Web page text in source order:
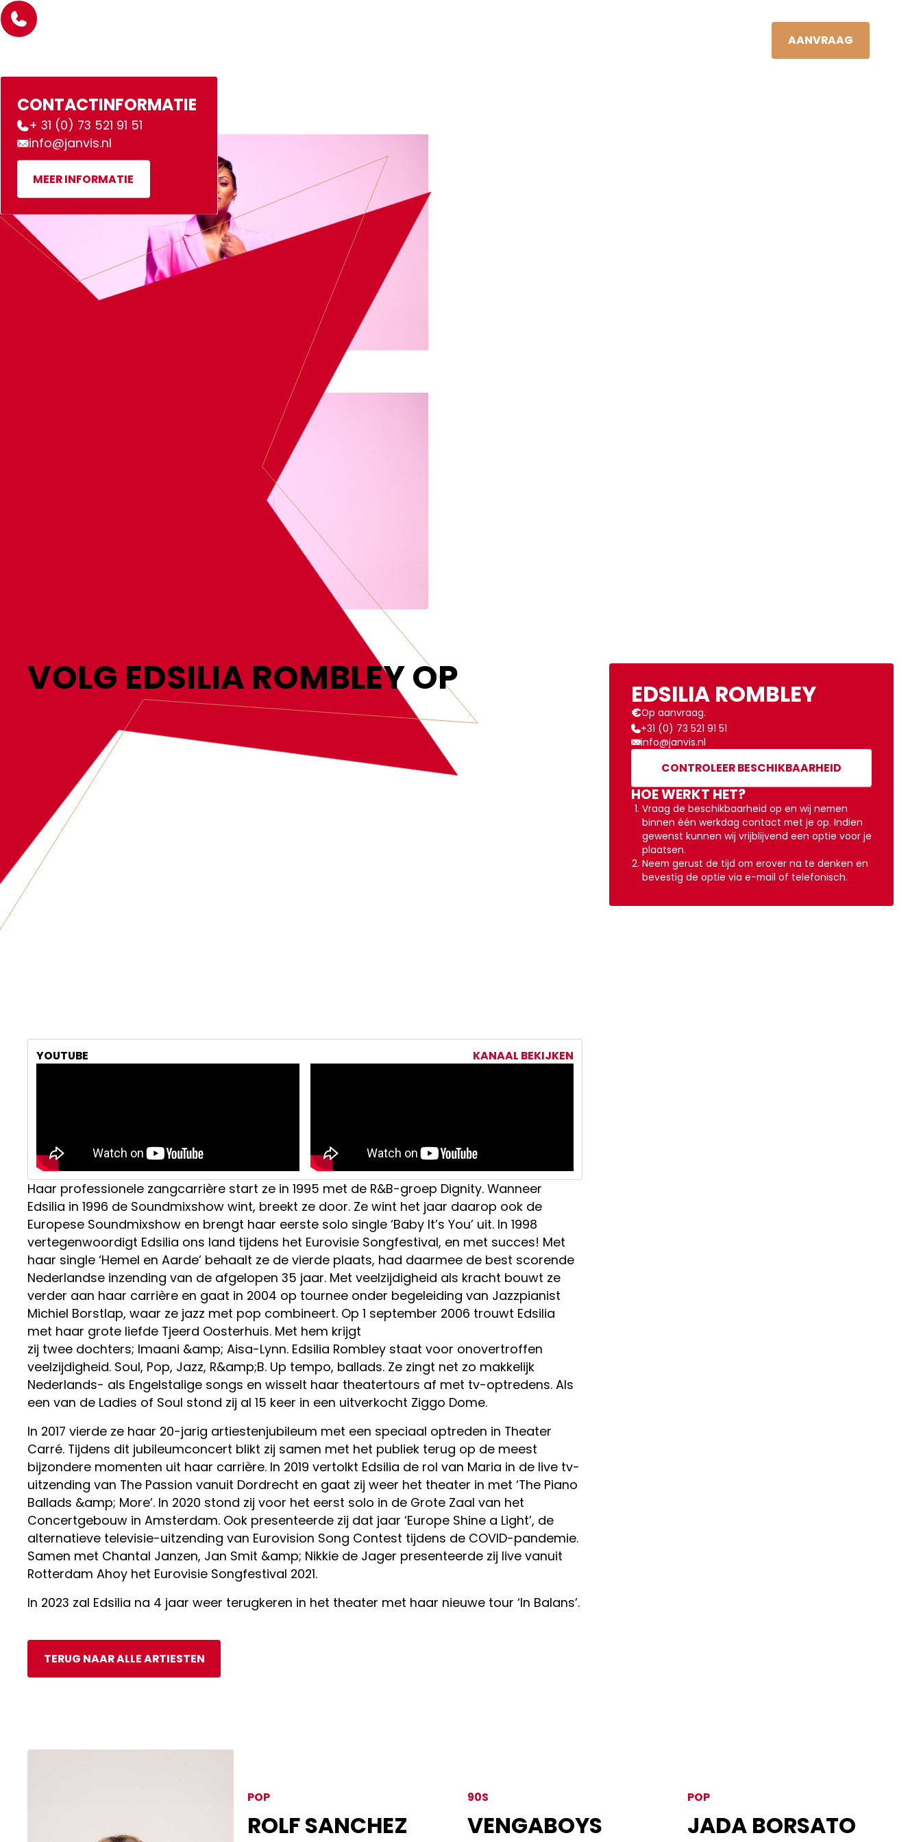
AANVRAAG
CONTACTINFORMATIE
+ 31 (0) 73 521 91 51
info@janvis.nl
MEER INFORMATIE
VOLG EDSILIA ROMBLEY OP
YOUTUBE KANAAL BEKIJKEN
Haar professionele zangcarrière start ze in 1995 met de R&B-groep Dignity. Wanneer
Edsilia in 1996 de Soundmixshow wint, breekt ze door. Ze wint het jaar daarop ook de
Europese Soundmixshow en brengt haar eerste solo single ‘Baby It’s You’ uit. In 1998
vertegenwoordigt Edsilia ons land tijdens het Eurovisie Songfestival, en met succes! Met
haar single ‘Hemel en Aarde’ behaalt ze de vierde plaats, had daarmee de best scorende
Nederlandse inzending van de afgelopen 35 jaar. Met veelzijdigheid als kracht bouwt ze
verder aan haar carrière en gaat in 2004 op tournee onder begeleiding van Jazzpianist
Michiel Borstlap, waar ze jazz met pop combineert. Op 1 september 2006 trouwt Edsilia
met haar grote liefde Tjeerd Oosterhuis. Met hem krijgt
zij twee dochters; Imaani &amp; Aisa-Lynn. Edsilia Rombley staat voor onovertroffen
veelzijdigheid. Soul, Pop, Jazz, R&amp;B. Up tempo, ballads. Ze zingt net zo makkelijk
Nederlands- als Engelstalige songs en wisselt haar theatertours af met tv-optredens. Als
een van de Ladies of Soul stond zij al 15 keer in een uitverkocht Ziggo Dome.
In 2017 vierde ze haar 20-jarig artiestenjubileum met een speciaal optreden in Theater
Carré. Tijdens dit jubileumconcert blikt zij samen met het publiek terug op de meest
bijzondere momenten uit haar carrière. In 2019 vertolkt Edsilia de rol van Maria in de live tv-
uitzending van The Passion vanuit Dordrecht en gaat zij weer het theater in met ‘The Piano
Ballads &amp; More’. In 2020 stond zij voor het eerst solo in de Grote Zaal van het
Concertgebouw in Amsterdam. Ook presenteerde zij dat jaar ‘Europe Shine a Light’, de
alternatieve televisie-uitzending van Eurovision Song Contest tijdens de COVID-pandemie.
Samen met Chantal Janzen, Jan Smit &amp; Nikkie de Jager presenteerde zij live vanuit
Rotterdam Ahoy het Eurovisie Songfestival 2021.
In 2023 zal Edsilia na 4 jaar weer terugkeren in het theater met haar nieuwe tour ‘In Balans’.
TERUG NAAR ALLE ARTIESTEN
EDSILIA ROMBLEY
€Op aanvraag.
+31 (0) 73 521 91 51
info@janvis.nl
CONTROLEER BESCHIKBAARHEID
HOE WERKT HET?
Vraag de beschikbaarheid op en wij nemen
binnen één werkdag contact met je op. Indien
gewenst kunnen wij vrijblijvend een optie voor je
plaatsen.
Neem gerust de tijd om erover na te denken en
bevestig de optie via e-mail of telefonisch.
ROLF SANCHEZ
POP
VENGABOYS
90S
JADA BORSATO
POP